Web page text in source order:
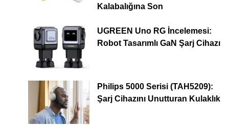
Kalabalığına Son
UGREEN Uno RG İncelemesi:
Robot Tasarımlı GaN Şarj Cihazı
Philips 5000 Serisi (TAH5209):
Şarj Cihazını Unutturan Kulaklık